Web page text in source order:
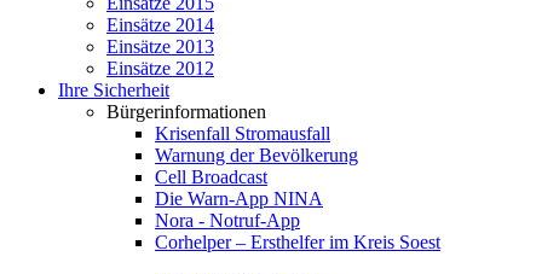
Einsätze 2014
Einsätze 2013
Einsätze 2012
Ihre Sicherheit
Bürgerinformationen
Krisenfall Stromausfall
Warnung der Bevölkerung
Cell Broadcast
Die Warn-App NINA
Nora - Notruf-App
Corhelper – Ersthelfer im Kreis Soest